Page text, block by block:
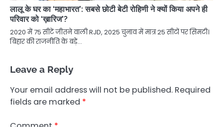
लालू के घर का ‘महाभारत’: सबसे छोटी बेटी रोहिणी ने क्यों किया अपने ही
परिवार को ‘ख़ारिज’?
2020 में 75 सीटें जीतने वाली RJD, 2025 चुनाव में मात्र 25 सीटों पर सिमटी।
बिहार की राजनीति के बड़े…
Leave a Reply
Your email address will not be published. Required
fields are marked *